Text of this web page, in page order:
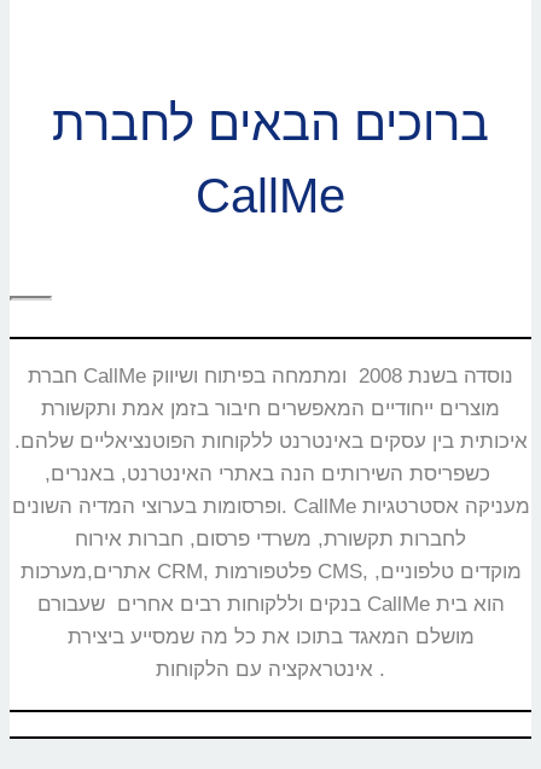
ברוכים הבאים לחברת
CallMe
חברת CallMe נוסדה בשנת 2008 ומתמחה בפיתוח ושיווק
מוצרים ייחודיים המאפשרים חיבור בזמן אמת ותקשורת
איכותית בין עסקים באינטרנט ללקוחות הפוטנציאליים שלהם.
כשפריסת השירותים הנה באתרי האינטרנט, באנרים,
ופרסומות בערוצי המדיה השונים. CallMe מעניקה אסטרטגיות
לחברות תקשורת, משרדי פרסום, חברות אירוח
אתרים,מערכות CRM, פלטפורמות CMS, מוקדים טלפוניים,
בנקים וללקוחות רבים אחרים שעבורם CallMe הוא בית
מושלם המאגד בתוכו את כל מה שמסייע ביצירת
אינטראקציה עם הלקוחות.